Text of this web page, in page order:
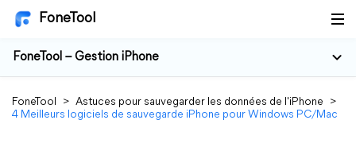
FoneTool
FoneTool – Gestion iPhone
FoneTool > Astuces pour sauvegarder les données de l'iPhone
>
4 Meilleurs logiciels de sauvegarde iPhone pour Windows PC/Mac